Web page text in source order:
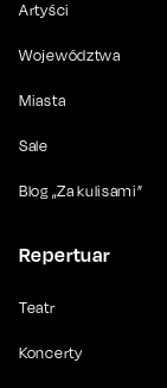
Artyści
Województwa
Miasta
Sale
Blog „Za kulisami”
Repertuar
Teatr
Koncerty